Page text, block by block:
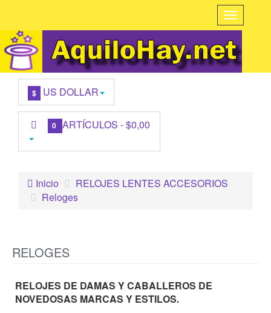
$ US DOLLAR
0 ARTÍCULOS -$0,00
Inicio
RELOJES LENTES ACCESORIOS
Reloges
RELOGES
RELOJES DE DAMAS Y CABALLEROS DE
NOVEDOSAS MARCAS Y ESTILOS.